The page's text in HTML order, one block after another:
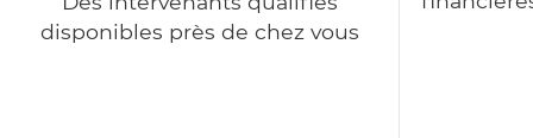
disponibles près de chez vous